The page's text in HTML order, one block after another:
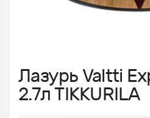
Лазурь Valtti
2.7л TIKKURILA